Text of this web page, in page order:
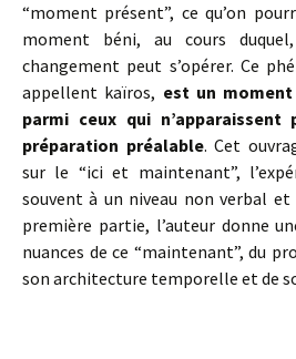
“moment présent”, ce qu’on
moment béni, au cours
changement peut s’opérer. Ce
appellent kaïros, est un
parmi ceux qui
préparation préalable. Cet
sur le “ici et maintenant”,
souvent à un niveau non verbal
première partie, l’auteur donne
nuances de ce “maintenant”, du
son architecture temporelle et de